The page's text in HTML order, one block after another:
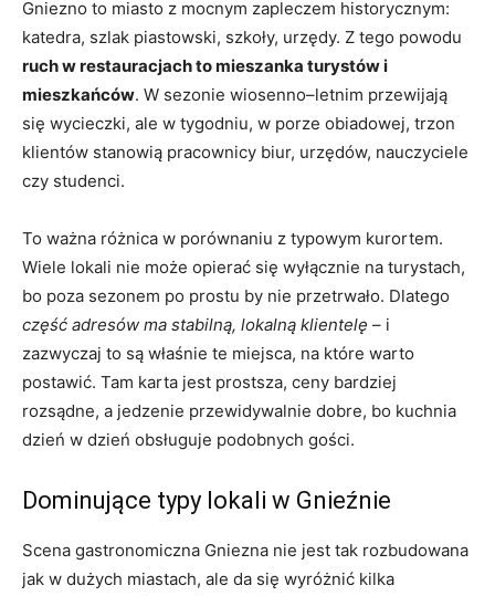
Gniezno to miasto z mocnym zapleczem historycznym:
katedra, szlak piastowski, szkoły, urzędy. Z tego powodu
ruch w restauracjach to mieszanka turystów i
mieszkańców. W sezonie wiosenno–letnim przewijają
się wycieczki, ale w tygodniu, w porze obiadowej, trzon
klientów stanowią pracownicy biur, urzędów, nauczyciele
czy studenci.
To ważna różnica w porównaniu z typowym kurortem.
Wiele lokali nie może opierać się wyłącznie na turystach,
bo poza sezonem po prostu by nie przetrwało. Dlatego
część adresów ma stabilną, lokalną klientelę – i
zazwyczaj to są właśnie te miejsca, na które warto
postawić. Tam karta jest prostsza, ceny bardziej
rozsądne, a jedzenie przewidywalnie dobre, bo kuchnia
dzień w dzień obsługuje podobnych gości.
Dominujące typy lokali w Gnieźnie
Scena gastronomiczna Gniezna nie jest tak rozbudowana
jak w dużych miastach, ale da się wyróżnić kilka